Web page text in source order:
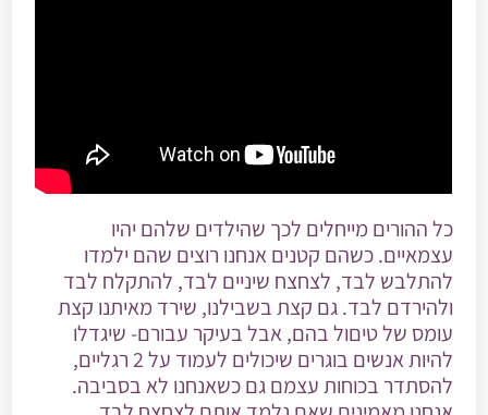
כל ההורים מייחלים לכך שהילדים שלהם יהיו
עצמאיים. כשהם קטנים אנחנו רוצים שהם ילמדו
להתלבש לבד, לצחצח שיניים לבד, להתקלח לבד
ולהירדם לבד. גם קצת בשבילנו, שירד מאיתנו קצת
עומס של טיםול בהם, אבל בעיקר עבורם- שיגדלו
להיות אנשים בוגרים שיכולים לעמוד על 2 רגליים,
להסתדר בכוחות עצמם גם כשאנחנו לא בסביבה.